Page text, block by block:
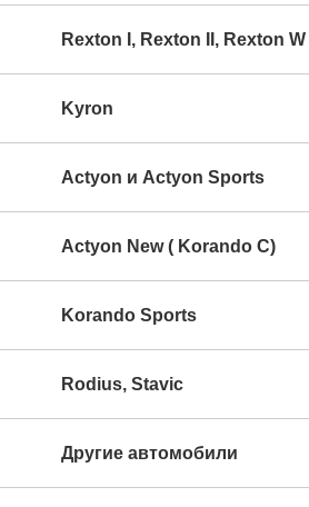
Rexton I, Rexton II, Rexton W
Kyron
Actyon и Actyon Sports
Actyon New ( Korando C)
Korando Sports
Rodius, Stavic
Другие автомобили